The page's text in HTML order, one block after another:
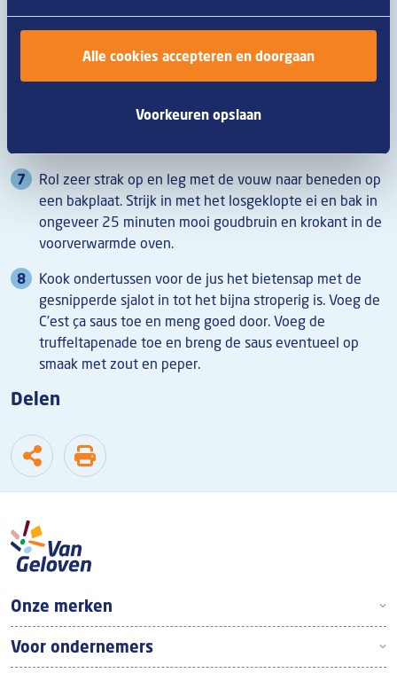
Alle cookies accepteren en doorgaan
Voorkeuren opslaan
op een snijplank en beleg met de spinazieblaadjes.
tot een gelijkmatige laag. Leg er de gebakken
Rol zeer strak op en leg met de vouw naar beneden op
een bakplaat. Strijk in met het losgeklopte ei en bak in
ongeveer 25 minuten mooi goudbruin en krokant in de
voorverwarmde oven.
Kook ondertussen voor de jus het bietensap met de
gesnipperde sjalot in tot het bijna stroperig is. Voeg de
C’est ça saus toe en meng goed door. Voeg de
truffeltapenade toe en breng de saus eventueel op
smaak met zout en peper.
Delen
Boven footer
Onze merken
Voor ondernemers